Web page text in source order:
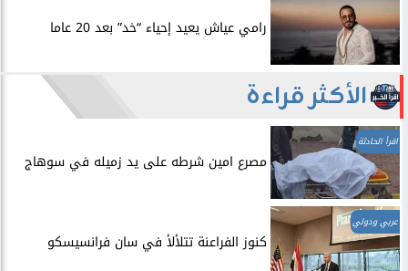
رامي عياش يعيد إحياء “خد” بعد 20 عاما
الأكثر قراءة
اقرأ الحادثة
مصرع امين شرطه على يد زميله في سوهاج
عربي ودولي
​كنوز الفراعنة تتلألأ في سان فرانسيسكو